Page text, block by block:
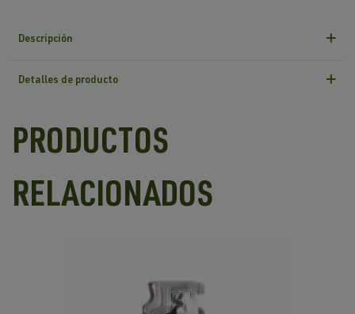
Descripción
Detalles de producto
PRODUCTOS
RELACIONADOS